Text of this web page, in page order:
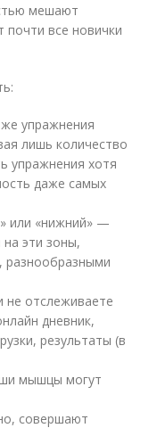
мешают
все новички
упражнения
лишь количество
упражнения хотя
даже самых
или «нижний» —
эти зоны,
разнообразными
не отслеживаете
дневник,
результаты (в
мышцы могут
совершают